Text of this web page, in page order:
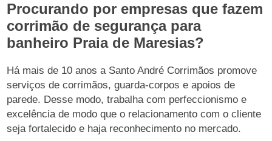
Procurando por empresas que fazem
corrimão de segurança para
banheiro Praia de Maresias?
Há mais de 10 anos a Santo André Corrimãos promove
serviços de corrimãos, guarda-corpos e apoios de
parede. Desse modo, trabalha com perfeccionismo e
excelência de modo que o relacionamento com o cliente
seja fortalecido e haja reconhecimento no mercado.